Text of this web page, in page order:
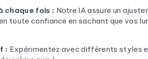
chaque fois : Notre IA assure un
toute confiance en sachant que vos
: Expérimentez avec différents styles